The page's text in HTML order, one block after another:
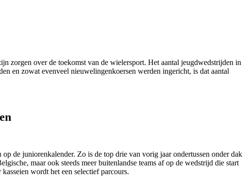
zorgen over de toekomst van de wielersport. Het aantal jeugdwedstrijden in
en zowat evenveel nieuwelingenkoersen werden ingericht, is dat aantal
de juniorenkalender. Zo is de top drie van vorig jaar ondertussen onder dak
maar ook steeds meer buitenlandse teams af op de wedstrijd die start
wordt het een selectief parcours.